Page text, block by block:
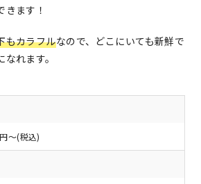
きます！
もカラフルなので、どこにいても新鮮で
れます。
～(税込)